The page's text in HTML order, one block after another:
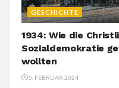
GESCHICHTE
1934: Wie die
Sozialdemokratie
wollten
5. FEBRUAR 2024